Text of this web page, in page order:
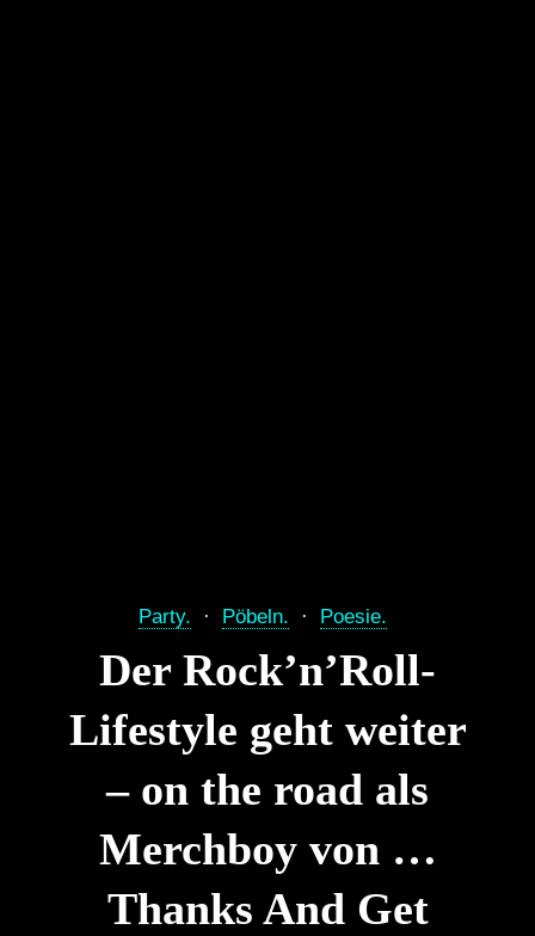
Party. Pöbeln. Poesie.
Der Rock’n’Roll-
Lifestyle geht weiter
– on the road als
Merchboy von …
Thanks And Get